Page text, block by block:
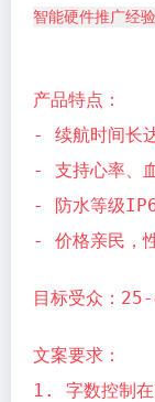
智能硬件推广经
产品特点：
- 续航时间长
- 支持心率、
- 防水等级
- 价格亲民，
目标受众：
文案要求：
1. 字数控制